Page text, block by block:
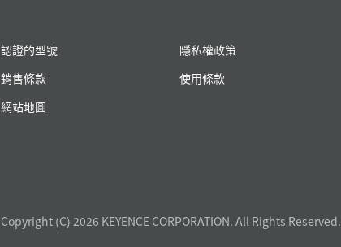
認證的型號
隱私權政策
銷售條款
使用條款
網站地圖
Copyright (C) 2026 KEYENCE CORPORATION. All Rights Reserved.